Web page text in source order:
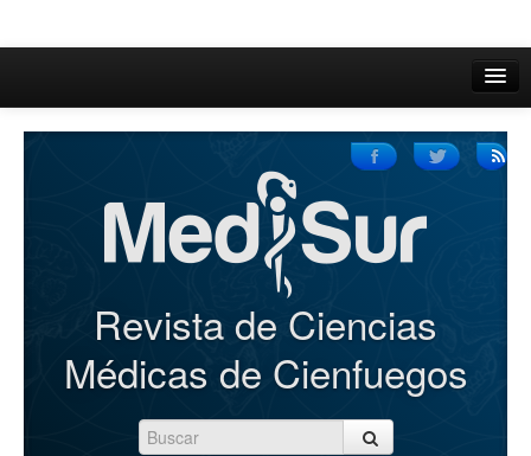
Inicio
Iniciar sesión
Registrarse
Revista de Ciencias
Médicas de Cienfuegos